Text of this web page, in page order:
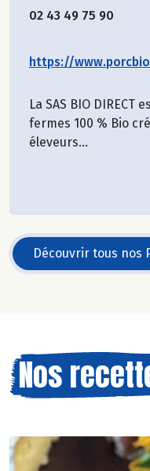
02 43 49 75 90
https://
La SAS BIO
fermes 100 % Bio
éleveurs...
Découvrir tous nos
Nos